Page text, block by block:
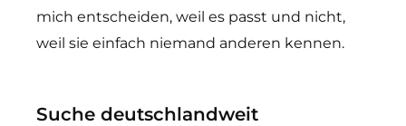
mich entscheiden, weil es passt und nicht,
weil sie einfach niemand anderen kennen.
Suche deutschlandweit